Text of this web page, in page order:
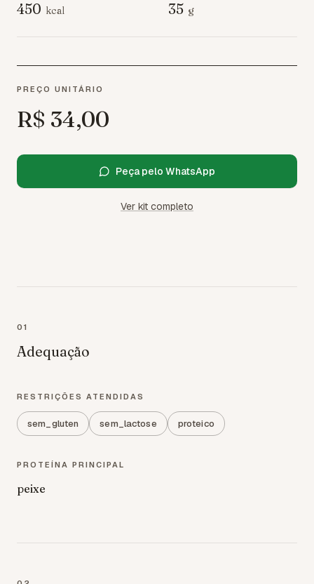
450 kcal 35 g
PREÇO UNITÁRIO
R$ 34,00
Peça pelo WhatsApp
Ver kit completo
01
Adequação
RESTRIÇÕES ATENDIDAS
sem_gluten sem_lactose proteico
PROTEÍNA PRINCIPAL
peixe